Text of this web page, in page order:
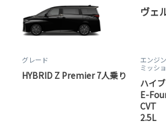
ヴェ
グレード
HYBRID Z Premier 7人乗り
エンジ
ミッシ
ハイ
E-
CVT
2.5L